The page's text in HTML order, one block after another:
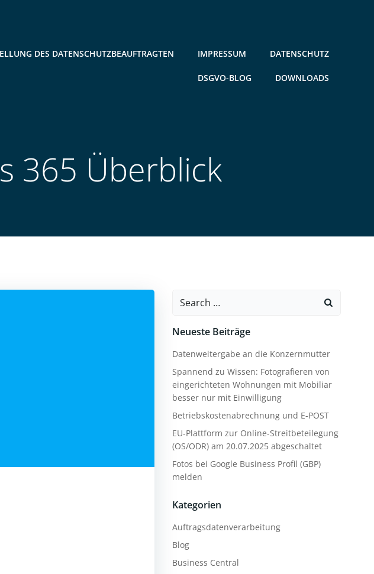
DES DATENSCHUTZBEAUFTRAGTEN IMPRESSUM DATENSCHUTZ
DSGVO-BLOG DOWNLOADS
365 Überblick
Search
Neueste Beiträge
Datenweitergabe an die Konzernmutter
Spannend zu Wissen: Fotografieren von
eingerichteten Wohnungen mit Mobiliar
besser nur mit Einwilligung
Betriebskostenabrechnung und E-POST
EU-Plattform zur Online-Streitbeteilegung
(OS/ODR) am 20.07.2025 abgeschaltet
Fotos bei Google Business Profil (GBP)
melden
Kategorien
Auftragsdatenverarbeitung
Blog
Business Central